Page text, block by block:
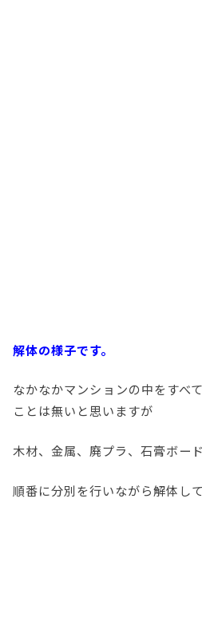
解体の様子です。
なかなかマンションの中をすべ
ことは無いと思いますが
木材、金属、廃プラ、石膏ボ
順番に分別を行いながら解体して